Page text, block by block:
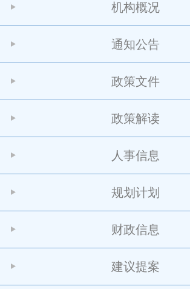
机构概况
通知公告
政策文件
政策解读
人事信息
规划计划
财政信息
建议提案